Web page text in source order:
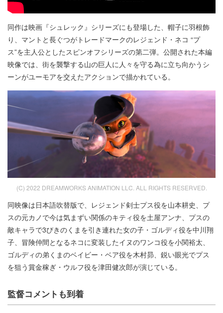
同作は映画『シュレック』シリーズにも登場した、帽子に羽根飾
り、マントと長ぐつがトレードマークのレジェンド・ネコ “プ
ス”を主人公としたスピンオフシリーズの第二弾。公開された本編
映像では、街を襲撃する山の巨人に人々を守る為に立ち向かうシ
ーンがユーモアを交えたアクションで描かれている。
(C) 2022 DREAMWORKS ANIMATION LLC. ALL RIGHTS RESERVED.
同映像は日本語吹替版で、レジェンド剣士プス役を山本耕史、プ
スの元カノで今は気まずい関係のキティ役を土屋アンナ、プスの
敵キャラで3びきのくまを引き連れた女の子・ゴルディ役を中川翔
子、冒険仲間となるネコに変装したイヌのワンコ役を小関裕太、
ゴルディの弟くまのベイビー・ベア役を木村昴、鋭い眼光でプス
を狙う賞金稼ぎ・ウルフ役を津田健次郎が演じている。
監督コメントも到着